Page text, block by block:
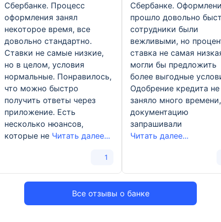
Все отзывы о банке
Сбербанке. Процесс
оформления занял
некоторое время, все
довольно стандартно.
Ставки не самые низкие,
но в целом, условия
нормальные. Понравилось,
что можно быстро
получить ответы через
приложение. Есть
несколько нюансов,
которые не Читать далее...
1
Сбербанке.
прошло довольно
сотрудники были
вежливыми, но
ставка не самая
могли бы предложить
более выгодные
Одобрение кредита не
заняло много
документацию
запрашивали
Читать далее...